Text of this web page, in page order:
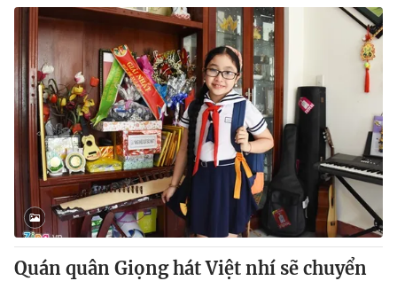
® Cấm sao chép dưới mọi hình thức nếu không có sự chấp
thuận bằng văn bản. Ghi rõ nguồn VTV.vn khi phát hành lại
thông tin từ website này.
Quán quân Giọng hát Việt nhí sẽ chuyển